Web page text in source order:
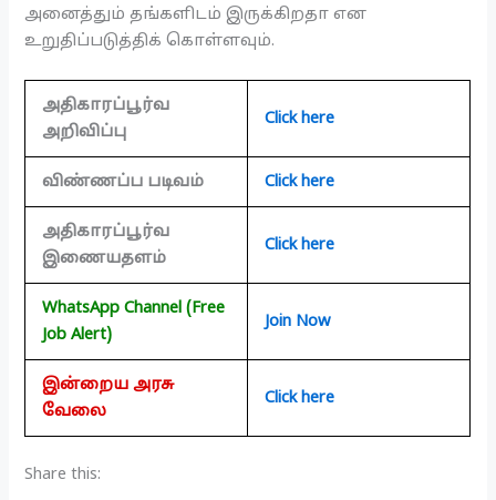
அனைத்தும் தங்களிடம் இருக்கிறதா என
உறுதிப்படுத்திக் கொள்ளவும்.
அதிகாரப்பூர்வ
அறிவிப்பு
Click here
விண்ணப்ப படிவம் Click here
அதிகாரப்பூர்வ
இணையதளம்
Click here
WhatsApp Channel (Free
Job Alert)
Join Now
இன்றைய அரசு
வேலை
Click here
Share this: